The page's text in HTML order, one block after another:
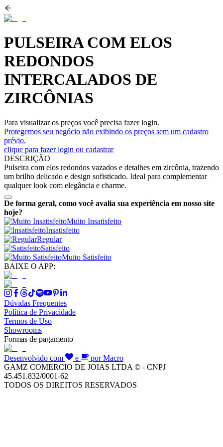
PULSEIRA COM ELOS
REDONDOS
INTERCALADOS DE
ZIRCÔNIAS
Para visualizar os preços você precisa fazer login.
Protegemos seu negócio não exibindo os preços sem um cadastro
prévio.
clique para fazer login ou cadastrar
DESCRIÇÃO
Pulseira com elos redondos vazados e detalhes em zircônia, trazendo
um brilho delicado e design sofisticado. Ideal para complementar
qualquer look com elegância e charme.
De forma geral, como você avalia sua experiência em nosso site
hoje?
Muito Insatisfeito
Insatisfeito
Regular
Satisfeito
Muito Satisfeito
BAIXE O APP:
Dúvidas Frequentes
Política de Privacidade
Termos de Uso
Showrooms
Formas de pagamento
Desenvolvido com e
por Macro
GAMZ COMERCIO DE JOIAS LTDA © - CNPJ
45.451.832/0001-62
TODOS OS DIREITOS RESERVADOS